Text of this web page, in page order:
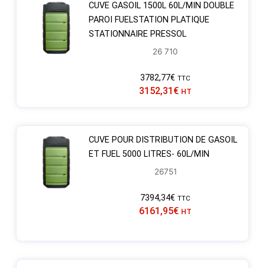
CUVE GASOIL 1500L 60L/MIN DOUBLE
PAROI FUELSTATION PLATIQUE
STATIONNAIRE PRESSOL
26 710
3782,77€ TTC
3152,31 € HT
CUVE POUR DISTRIBUTION DE GASOIL
ET FUEL 5000 LITRES- 60L/MIN
26751
7394,34€ TTC
6161,95€ HT